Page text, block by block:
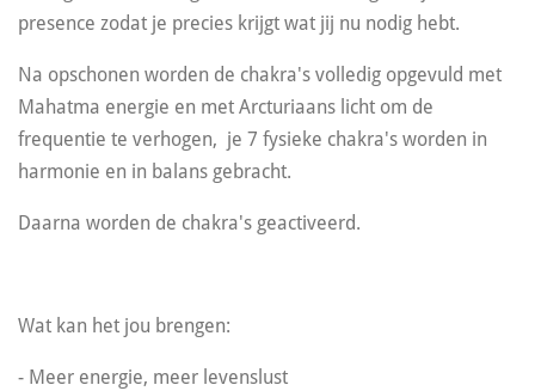
presence zodat je precies krijgt wat jij nu nodig hebt.
Na opschonen worden de chakra's volledig opgevuld met
Mahatma energie en met Arcturiaans licht om de
frequentie te verhogen, je 7 fysieke chakra's worden in
harmonie en in balans gebracht.
Daarna worden de chakra's geactiveerd.
Wat kan het jou brengen:
- Meer energie, meer levenslust